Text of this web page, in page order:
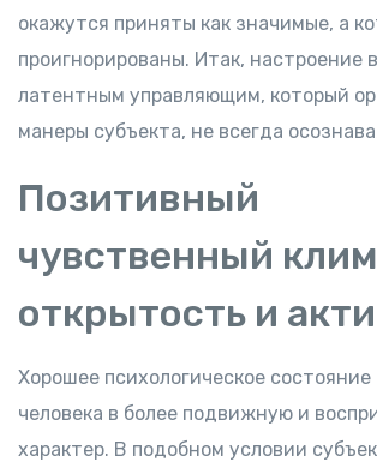
окажутся приняты как значимые, а
проигнорированы. Итак, настроение
латентным управляющим, который
манеры субъекта, не всегда
Позитивный
чувственный
открытость и
Хорошее психологическое
человека в более подвижную и
характер. В подобном условии